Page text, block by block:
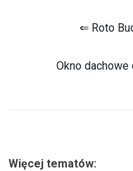
⇐ Roto
Okno
Więcej tematów: